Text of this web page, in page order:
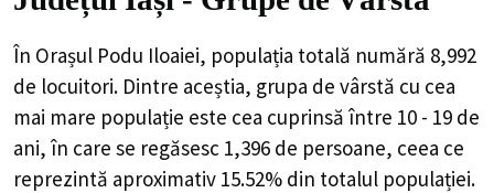
În Orașul Podu Iloaiei, populația totală numără 8,992
de locuitori. Dintre aceștia, grupa de vârstă cu cea
mai mare populație este cea cuprinsă între 10 - 19 de
ani, în care se regăsesc 1,396 de persoane, ceea ce
reprezintă aproximativ 15.52% din totalul populației.